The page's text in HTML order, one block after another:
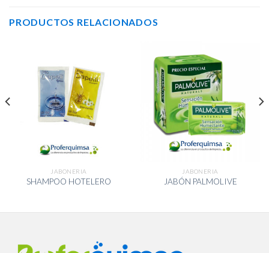
PRODUCTOS RELACIONADOS
JABONERIA
SHAMPOO HOTELERO
JABONERIA
JABÓN PALMOLIVE